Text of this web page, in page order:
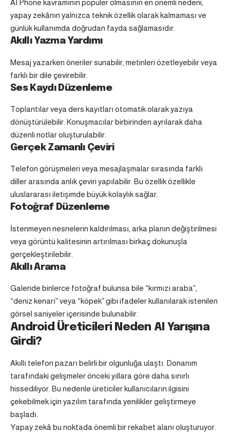
AI Phone kavramının popüler olmasının en önemli nedeni,
yapay zekânın yalnızca teknik özellik olarak kalmaması ve
günlük kullanımda doğrudan fayda sağlamasıdır.
Akıllı Yazma Yardımı
Mesaj yazarken öneriler sunabilir, metinleri özetleyebilir veya
farklı bir dile çevirebilir.
Ses Kaydı Düzenleme
Toplantılar veya ders kayıtları otomatik olarak yazıya
dönüştürülebilir. Konuşmacılar birbirinden ayrılarak daha
düzenli notlar oluşturulabilir.
Gerçek Zamanlı Çeviri
Telefon görüşmeleri veya mesajlaşmalar sırasında farklı
diller arasında anlık çeviri yapılabilir. Bu özellik özellikle
uluslararası iletişimde büyük kolaylık sağlar.
Fotoğraf Düzenleme
İstenmeyen nesnelerin kaldırılması, arka planın değiştirilmesi
veya görüntü kalitesinin artırılması birkaç dokunuşla
gerçekleştirilebilir.
Akıllı Arama
Galeride binlerce fotoğraf bulunsa bile “kırmızı araba”,
“deniz kenarı” veya “köpek” gibi ifadeler kullanılarak istenilen
görsel saniyeler içerisinde bulunabilir.
Android Üreticileri Neden AI Yarışına
Girdi?
Akıllı telefon pazarı belirli bir olgunluğa ulaştı. Donanım
tarafındaki gelişmeler önceki yıllara göre daha sınırlı
hissediliyor. Bu nedenle üreticiler kullanıcıların ilgisini
çekebilmek için yazılım tarafında yenilikler geliştirmeye
başladı.
Yapay zekâ bu noktada önemli bir rekabet alanı oluşturuyor.